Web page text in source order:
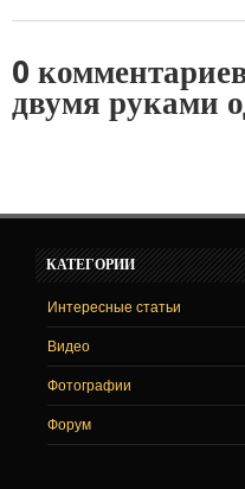
0
двумя руками
КАТЕГОРИИ
Интересные статьи
Видео
Фотографии
Форум